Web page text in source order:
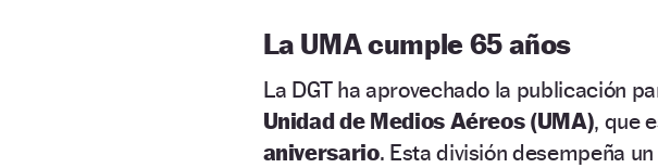
La UMA cumple 65 años
La DGT ha aprovechado la publicación
Unidad de Medios Aéreos (UMA), que
aniversario. Esta división desempeña